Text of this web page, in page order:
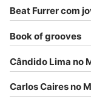
Beat Furrer com
Book of grooves
Cândido Lima no
Carlos Caires no